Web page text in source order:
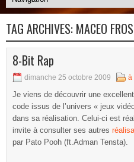
TAG ARCHIVES: MACEO
8-Bit Rap
dimanche 25 octobre 2009 à
Je viens de découvrir une
code issus de l’univers « jeux
dans sa réalisation. Celui-ci est
invite à consulter ses autres
par Pato Pooh (ft.Adman Tensta).